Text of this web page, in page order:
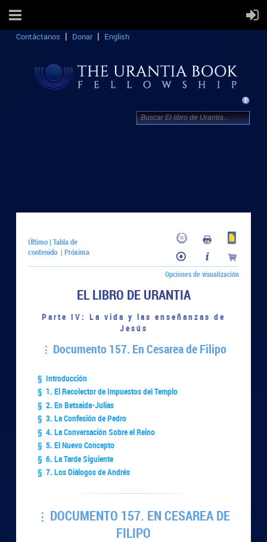
Contáctanos Donar English
Último |Tabla de
contenido |Próxima
Opciones de visualización
EL LIBRO DE URANTIA
Parte IV: La vida y las enseñanzas de
Jesús
Documento 157. En Cesarea de Filipo
§ Introducción
§ 1. El Recolector de Impuestos del Templo
§ 2. En Betsaida-Julias
§ 3. La Confesión de Pedro
§ 4. La Conversación Sobre el Reino
§ 5. El Nuevo Concepto
§ 6. La Tarde Siguiente
§ 7. Los Diálogos de Andrés
DOCUMENTO 157. EN CESAREA DE
FILIPO